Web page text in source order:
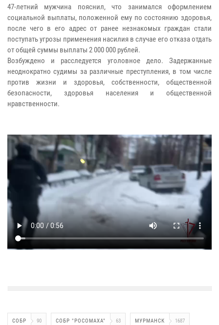
47-летний мужчина пояснил, что занимался оформлением
социальной выплаты, положенной ему по состоянию здоровья,
после чего в его адрес от ранее незнакомых граждан стали
поступать угрозы применения насилия в случае его отказа отдать
от общей суммы выплаты 2 000 000 рублей.
Возбуждено и расследуется уголовное дело. Задержанные
неоднократно судимы за различные преступления, в том числе
против жизни и здоровья, собственности, общественной
безопасности, здоровья населения и общественной
нравственности.
СОБР 90 СОБР "РОСОМАХА" 63 МУРМАНСК 1687